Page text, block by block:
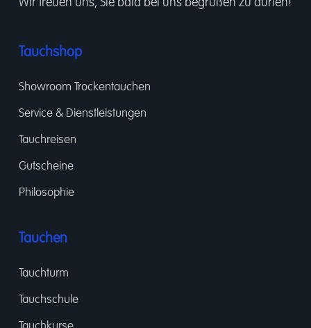
Wir freuen uns, Sie bald bei uns begrüßen zu dürfen!
Tauchshop
Showroom Trockentauchen
Service & Dienstleistungen
Tauchreisen
Gutscheine
Philosophie
Tauchen
Tauchturm
Tauchschule